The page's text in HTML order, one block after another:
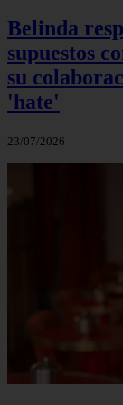
Belinda
supuestos
su
'hate'
23/07/2026